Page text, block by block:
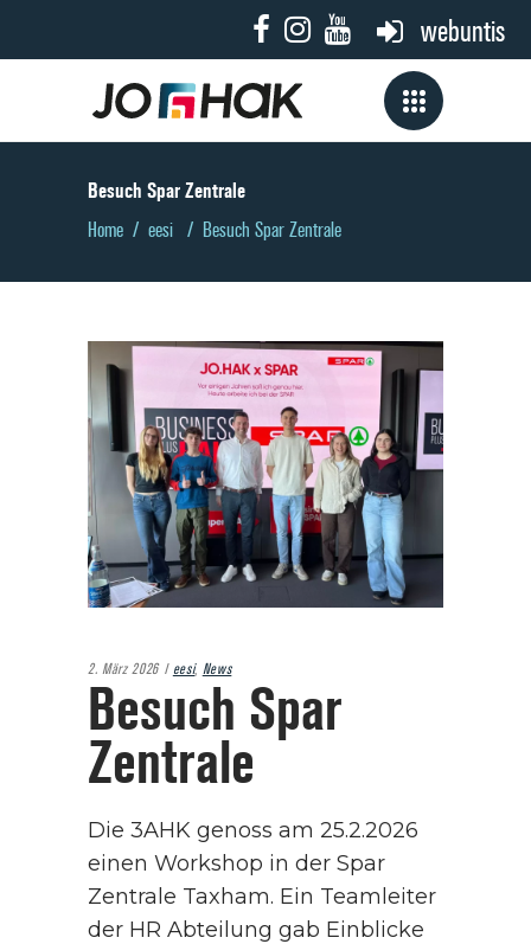
webuntis
Besuch Spar Zentrale
Home / eesi / Besuch Spar Zentrale
2. März 2026 eesi, News
Besuch Spar
Zentrale
Die 3AHK genoss am 25.2.2026
einen Workshop in der Spar
Zentrale Taxham. Ein Teamleiter
der HR Abteilung gab Einblicke